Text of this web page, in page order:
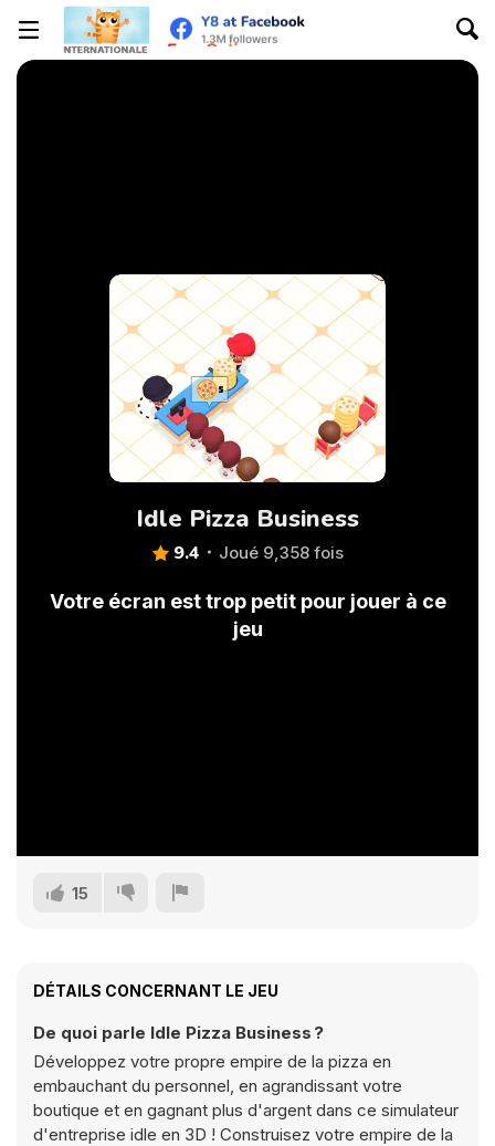
Idle Pizza Business
9.4 Joué 9,358 fois
Votre écran est trop petit pour jouer à ce
jeu
15
DÉTAILS CONCERNANT LE JEU
De quoi parle Idle Pizza Business ?
Développez votre propre empire de la pizza en
embauchant du personnel, en agrandissant votre
boutique et en gagnant plus d'argent dans ce simulateur
d'entreprise idle en 3D ! Construisez votre empire de la